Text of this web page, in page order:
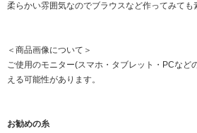
柔らかい雰囲気なのでブラウスなど作ってみても
＜商品画像について＞
ご使用のモニター(スマホ・タブレット・PCなど
える可能性があります。
お勧めの糸